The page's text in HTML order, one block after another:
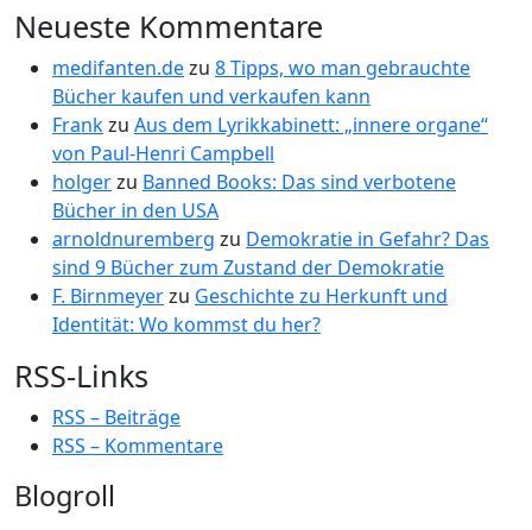
Neueste Kommentare
medifanten.dezu 8 Tipps, wo man gebrauchte
Bücher kaufen und verkaufen kann
Frankzu Aus dem Lyrikkabinett: „innere organe“
von Paul-Henri Campbell
holgerzu Banned Books: Das sind verbotene
Bücher in den USA
arnoldnuremberg zu Demokratie in Gefahr? Das
sind 9 Bücher zum Zustand der Demokratie
F. Birnmeyerzu Geschichte zu Herkunft und
Identität: Wo kommst du her?
RSS-Links
RSS – Beiträge
RSS – Kommentare
Blogroll